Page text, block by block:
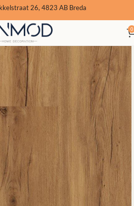
26, 4823 AB Breda
0